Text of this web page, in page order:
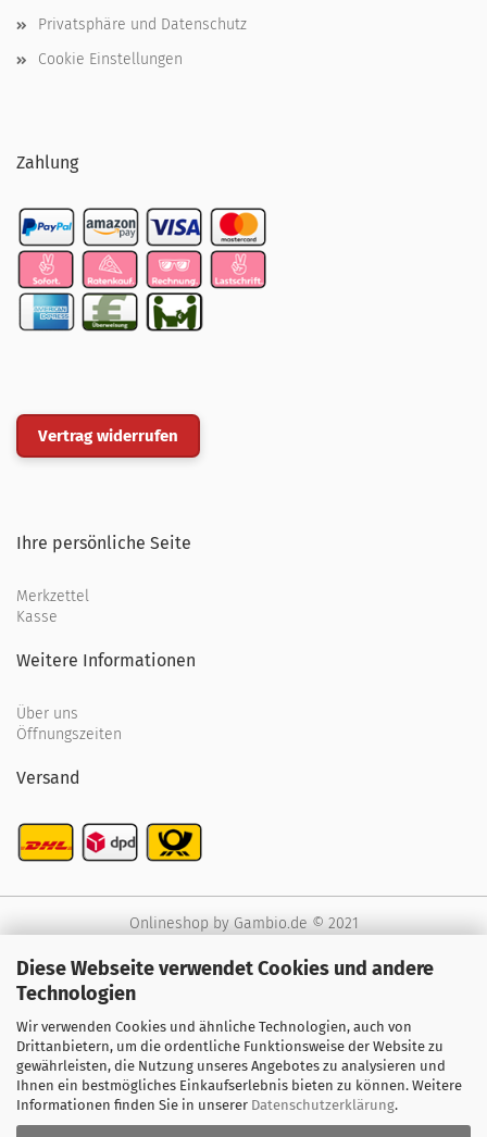
Diese Webseite verwendet Cookies und andere
Technologien
Wir verwenden Cookies und ähnliche Technologien, auch von
Drittanbietern, um die ordentliche Funktionsweise der Website zu
gewährleisten, die Nutzung unseres Angebotes zu analysieren und
Ihnen ein bestmögliches Einkaufserlebnis bieten zu können. Weitere
Informationen finden Sie in unserer Datenschutzerklärung.
Privatsphäre und Datenschutz
Cookie Einstellungen
Zahlung
Vertrag widerrufen
Ihre persönliche Seite
Merkzettel
Kasse
Weitere Informationen
Über uns
Öffnungszeiten
Versand
Onlineshopby Gambio.de © 2021